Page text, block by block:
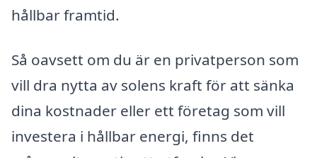
hållbar framtid.
Så oavsett om du är en privatperson som
vill dra nytta av solens kraft för att sänka
dina kostnader eller ett företag som vill
investera i hållbar energi, finns det